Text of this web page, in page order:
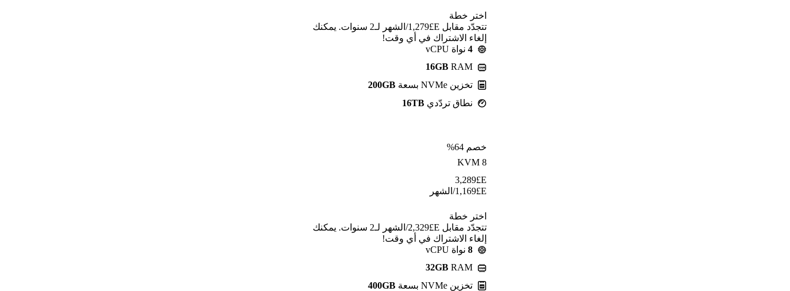
اختر خطة
تتجدّد مقابل E£⁦1,279⁩/الشهر لـ2 سنوات. يمكنك
إلغاء الاشتراك في أي وقت!
4 نواة vCPU
16GB RAM
تخزين NVMe بسعة
200GB
نطاق تردّدي 16TB
خصم 64%
KVM 8
E£
3,289
E£
1,169/الشهر
اختر خطة
تتجدّد مقابل E£⁦2,329⁩/الشهر لـ2 سنوات. يمكنك
إلغاء الاشتراك في أي وقت!
8 نواة vCPU
32GB RAM
تخزين NVMe بسعة
400GB